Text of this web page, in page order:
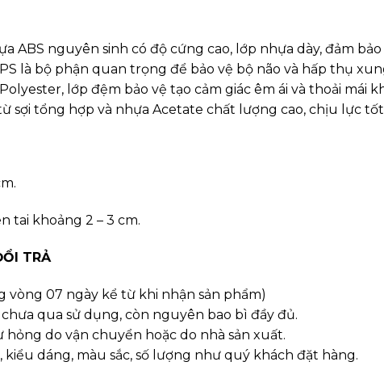
ABS nguyên sinh có độ cứng cao, lớp nhựa dày, đảm
là bộ phận quan trọng để bảo vệ bộ não và hấp thụ
lớp đệm bảo vệ tạo cảm giác êm ái và thoải mái
sợi tổng hợp và nhựa Acetate chất lượng cao, chịu lực
tai khoảng 2 – 3 cm.
TRẢ
07 ngày kể từ khi nhận sản phẩm)
qua sử dụng, còn nguyên bao bì đầy đủ.
hỏng do vận chuyển hoặc do nhà sản xuất.
kiểu dáng, màu sắc, số lượng như quý khách đặt hàng.